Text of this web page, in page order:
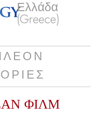
Ελλάδα
(Greece)
ΦΙΛΜ